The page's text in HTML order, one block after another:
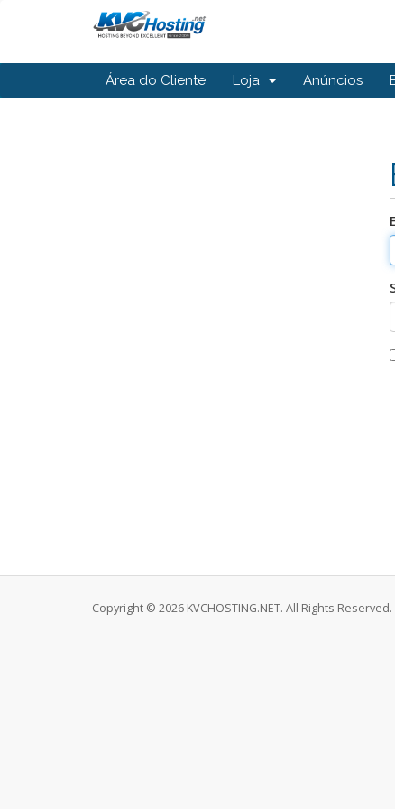
Área do Cliente Loja Anúncios
Copyright © 2026 KVCHOSTING.NET. All Rights Reserved.